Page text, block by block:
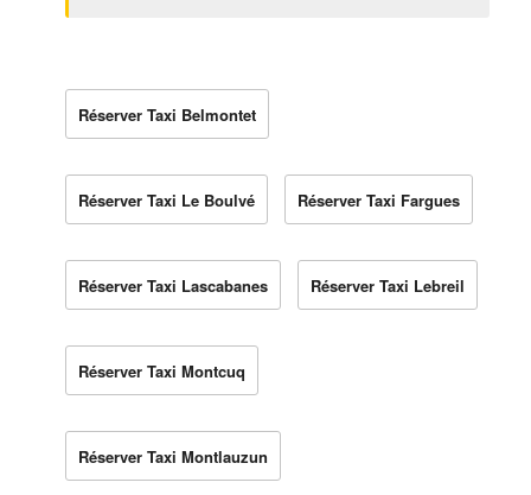
Réserver Taxi Belmontet
Réserver Taxi Le Boulvé Réserver Taxi Fargues
Réserver Taxi Lascabanes Réserver Taxi Lebreil
Réserver Taxi Montcuq
Réserver Taxi Montlauzun